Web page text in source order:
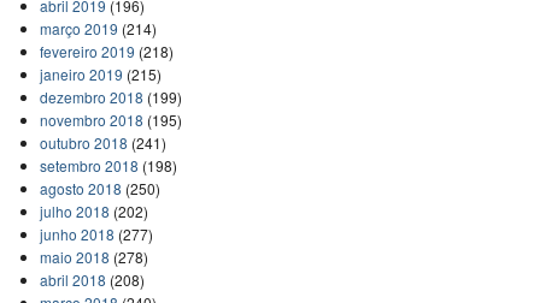
abril 2019 (196)
março 2019 (214)
fevereiro 2019 (218)
janeiro 2019 (215)
dezembro 2018 (199)
novembro 2018 (195)
outubro 2018 (241)
setembro 2018 (198)
agosto 2018 (250)
julho 2018 (202)
junho 2018 (277)
maio 2018 (278)
abril 2018 (208)